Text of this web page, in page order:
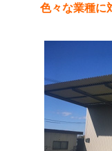
色々な業種に